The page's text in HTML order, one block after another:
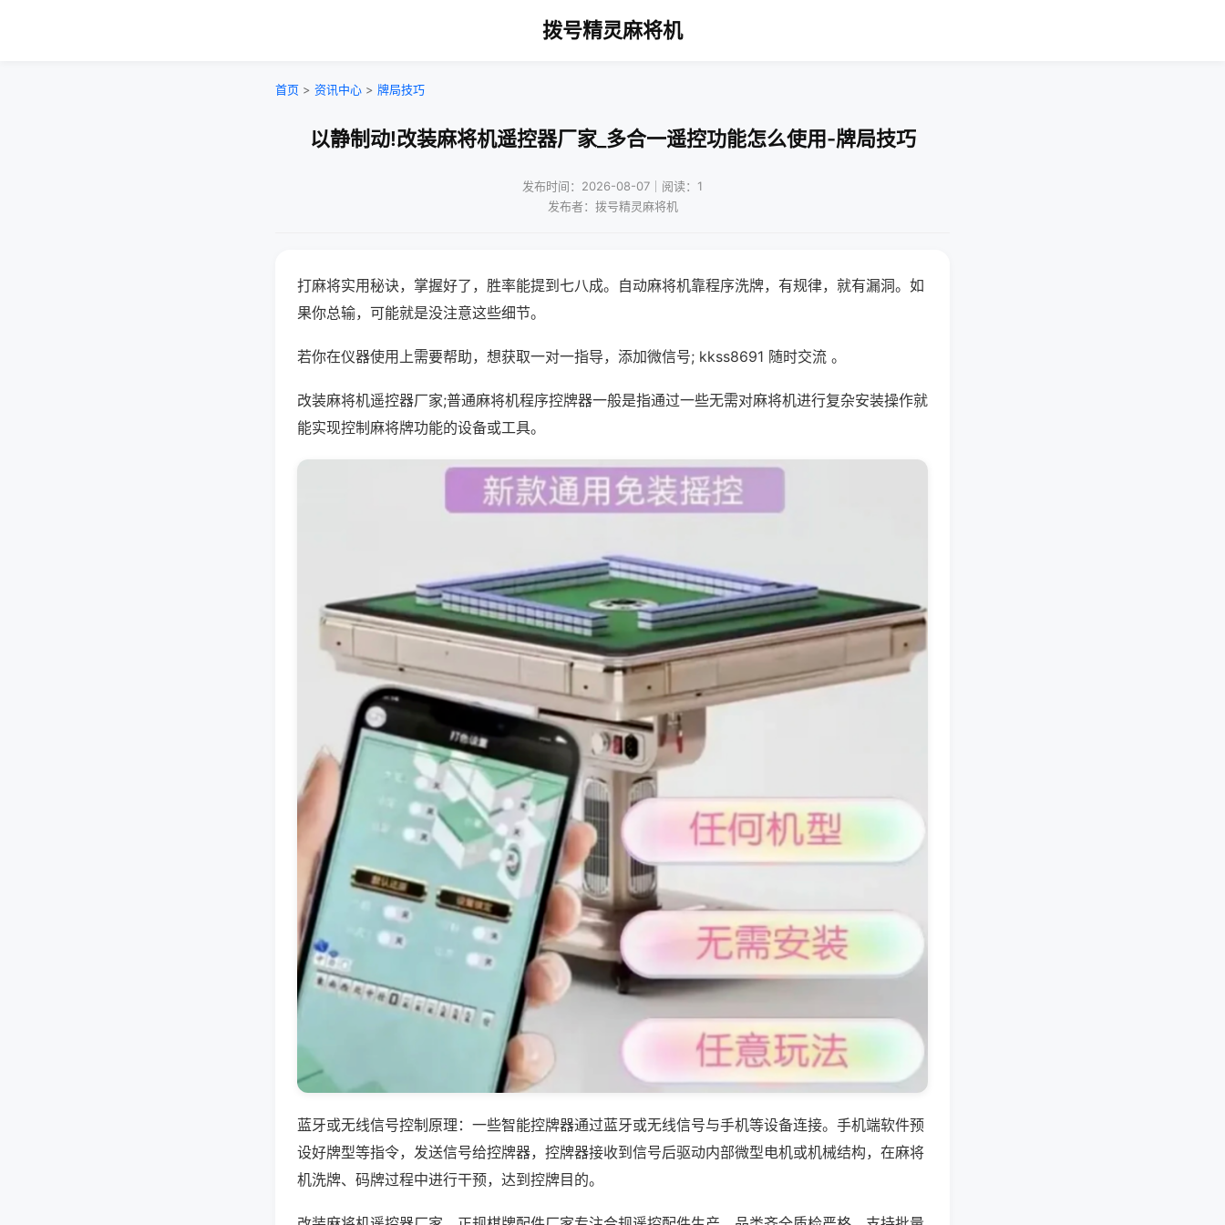
拨号精灵麻将机
首页 > 资讯中心 > 牌局技巧
以静制动!改装麻将机遥控器厂家_多合一遥控功能怎么使用-牌局技巧
发布时间：2026-08-07｜阅读：1
发布者：拨号精灵麻将机
打麻将实用秘诀，掌握好了，胜率能提到七八成。自动麻将机靠程序洗牌，有规律，就有漏洞。如
果你总输，可能就是没注意这些细节。
若你在仪器使用上需要帮助，想获取一对一指导，添加微信号; kkss8691 随时交流 。
改装麻将机遥控器厂家;普通麻将机程序控牌器一般是指通过一些无需对麻将机进行复杂安装操作就
能实现控制麻将牌功能的设备或工具。
蓝牙或无线信号控制原理：一些智能控牌器通过蓝牙或无线信号与手机等设备连接。手机端软件预
设好牌型等指令，发送信号给控牌器，控牌器接收到信号后驱动内部微型电机或机械结构，在麻将
机洗牌、码牌过程中进行干预，达到控牌目的。